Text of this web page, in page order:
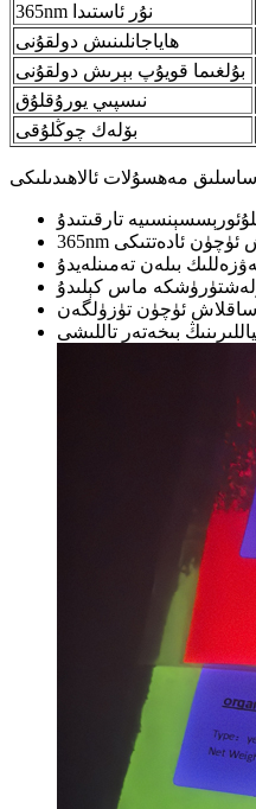
365nm نۇر ئاستىدا
ھاياجانلىنىش دولقۇنى
بۇلغىما قويۇپ بېرىش دولقۇنى
نىسپىي يورۇقلۇق
بۆلەك چوڭلۇقى